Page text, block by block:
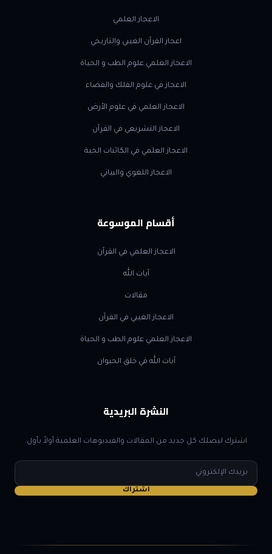
الاعجاز العلمي
اعجاز القرآن الغيبي والتاريخي
الاعجاز العلمي علوم الطب و الحياة
الاعجاز في علوم الفلك والفضاء
الاعجاز العلمي في علوم الأرض
الاعجاز التشريعي في القرآن
الاعجاز العلمي في الكائنات الحية
الاعجاز اللغوي والبياني
أقسام الموسوعة
الاعجاز العلمي في القرآن
آيات الله
مقالات
الاعجاز الغيبي في القرآن
الاعجاز العلمي علوم الطب و الحياة
آيات الله في خلق الحيوان
النشرة البريدية
اشترك ليصلك كل جديد من المقالات والفيديوهات العلمية أولاً بأول.
البريد
الإلكتروني
اشتراك